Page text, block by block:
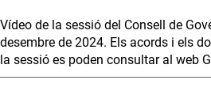
Vídeo de la sessió del Consell de
desembre de 2024. Els acords i els
la sessió es poden consultar al web